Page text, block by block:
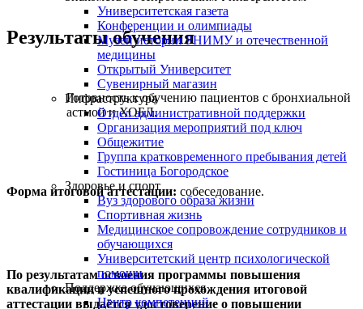
Университетская газета
Конференции и олимпиады
Музей истории РНИМУ и отечественной
медицины
Открытый Университет
Сувенирный магазин
Инфраструктура
Отдел административной поддержки
Организация мероприятий под ключ
Общежитие
Группа кратковременного пребывания детей
Гостиница Богородское
Здоровье и спорт
Вуз здорового образа жизни
Спортивная жизнь
Медицинское сопровождение сотрудников и
обучающихся
Университетский центр психологической
помощи
Поддержка обучающихся
Центр компетенций
Результаты обучения
Готовность к обучению пациентов с бронхиальной
астмой и ХОБЛ.
Форма итоговой аттестации: собеседование.
По результатам освоения программы повышения
квалификации и успешного прохождения итоговой
аттестации выдаётся удостоверение о повышении